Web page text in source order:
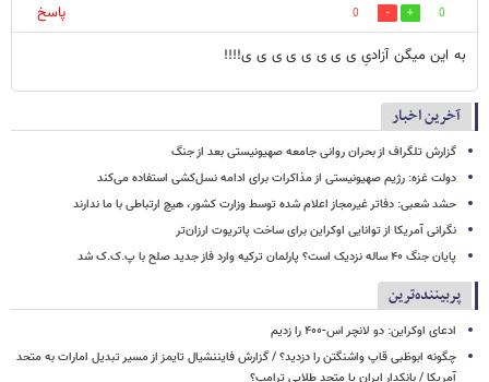
0
0
پاسخ
به این میگن آزادیِ ی ی ی ی ی ی ی ی!!!!
آخرین اخبار
گزارش تلگراف از بحران روانی جامعه صهیونیستی بعد از جنگ
دولت غزه: رژیم صهیونیستی از مذاکرات برای ادامه نسل‌کشی استفاده می‌کند
حشد شعبی: دفاتر غیرمجاز اعلام شده توسط وزارت کشور، هیچ ارتباطی با ما ندارند
نگرانی آمریکا از توانایی اوکراین برای ساخت پاتریوت ارزان‌تر
پایان جنگ ۴۰ ساله نزدیک است؟ پارلمان ترکیه وارد فاز جدید صلح با پ.ک.ک شد
پربیننده‌ترین
ادعای اوکراین: دو لانچر اس-۴۰۰ را زدیم
چگونه ابوظبی قاپ واشنگتن را دزدید؟ / گزارش فایننشیال تایمز از مسیر تبدیل امارات به متحد
آمریکا / بانکدار ایران یا متحد طلایی ترامپ؟